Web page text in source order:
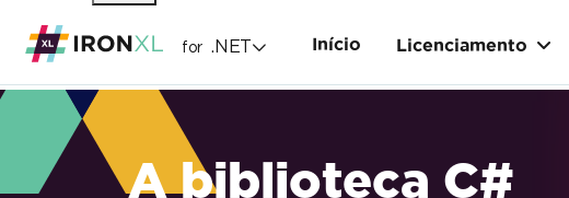
for .NET Início Licenciamento
A biblioteca C#